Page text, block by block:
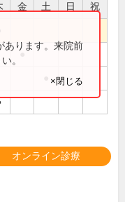
金 土 日 祝
●
あります。来院前
。
×閉じる
オンライン診療